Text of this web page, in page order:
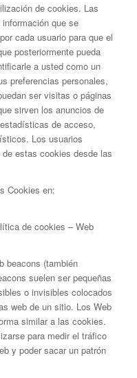
de cookies. Las
que se
cada usuario para que el
posteriormente pueda
a usted como un
preferencias personales,
ser visitas o páginas
sirven los anuncios de
de acceso,
Los usuarios
estas cookies desde las
Cookies en:
de cookies – Web
beacons (también
suelen ser pequeñas
o invisibles colocados
web de un sitio. Los Web
similar a las cookies.
para medir el tráfico
y poder sacar un patrón